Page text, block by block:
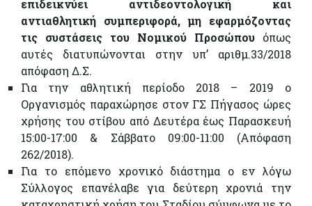
επιδεικνύει αντιδεοντολογική και
αντιαθλητική συμπεριφορά, μη εφαρμόζοντας
τις συστάσεις του Νομικού Προσώπου όπως
αυτές διατυπώνονται στην υπ’ αριθμ.33/2018
απόφαση Δ.Σ.
Για την αθλητική περίοδο 2018 – 2019 ο
Οργανισμός παραχώρησε στον ΓΣ Πήγασος ώρες
χρήσης του στίβου από Δευτέρα έως Παρασκευή
15:00-17:00 & Σάββατο 09:00-11:00 (Απόφαση
262/2018).
Για το επόμενο χρονικό διάστημα ο εν λόγω
Σύλλογος επανέλαβε για δεύτερη χρονιά την